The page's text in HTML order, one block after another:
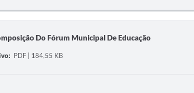
Do Fórum Municipal De Educação
PDF | 184,55 KB